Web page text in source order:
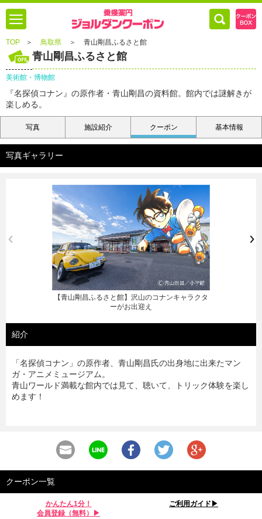
TOP ＞ 鳥取県 ＞ 青山剛昌ふるさと館
青山剛昌ふるさと館
美術館・博物館
『名探偵コナン』の原作者・青山剛昌の資料館。館内では謎解きが
楽しめる。
写真 施設紹介 クーポン 基本情報
写真ギャラリー
【青山剛昌ふるさと館】シンボルオブジェ。町内
に立ち並ぶブロンズ像の原型を展示
紹介
「名探偵コナン」の原作者、青山剛昌氏の出身地に出来たマン
ガ・アニメミュージアム。
青山ワールド満載な館内では見て、聴いて、トリック体験を楽し
めます！
クーポン一覧
かんたん1分！
会員登録（無料）▶︎
ご利用ガイド▶︎